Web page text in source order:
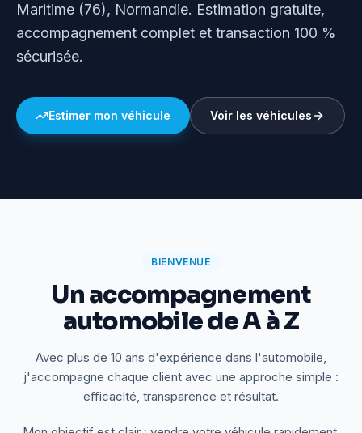
Maritime (76), Normandie. Estimation gratuite,
accompagnement complet et transaction 100 %
sécurisée.
Estimer mon véhicule Voir les véhicules
BIENVENUE
Un accompagnement
automobile de A à Z
Avec plus de 10 ans d'expérience dans l'automobile,
j'accompagne chaque client avec une approche simple :
efficacité, transparence et résultat.